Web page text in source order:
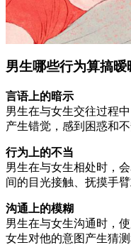
男生哪些行为算搞暧
言语上的暗示
男生在与女生交往过程
产生错觉，感到困惑和不
行为上的不当
男生在与女生相处时，
间的目光接触、抚摸手
沟通上的模糊
男生在与女生沟通时，
女生对他的意图产生猜